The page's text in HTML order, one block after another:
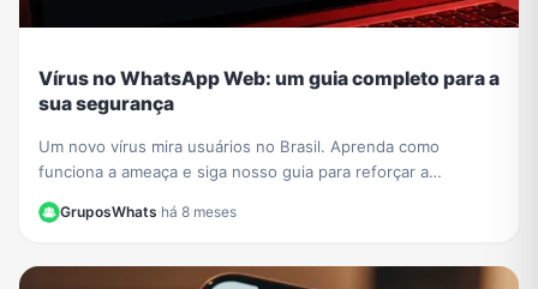
Vírus no WhatsApp Web: um guia completo para a
sua segurança
Um novo vírus mira usuários no Brasil. Aprenda como
funciona a ameaça e siga nosso guia para reforçar a
segurança no WhatsApp Web e proteger seus dados.
GruposWhats·há 8 meses